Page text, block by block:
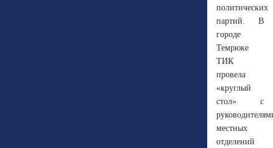
политических
партий. В
городе
Темрюке
ТИК
провела
«круглый
стол» с
местных
отделений